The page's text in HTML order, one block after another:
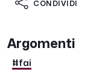
CONDIVIDI
Argomenti
#fai